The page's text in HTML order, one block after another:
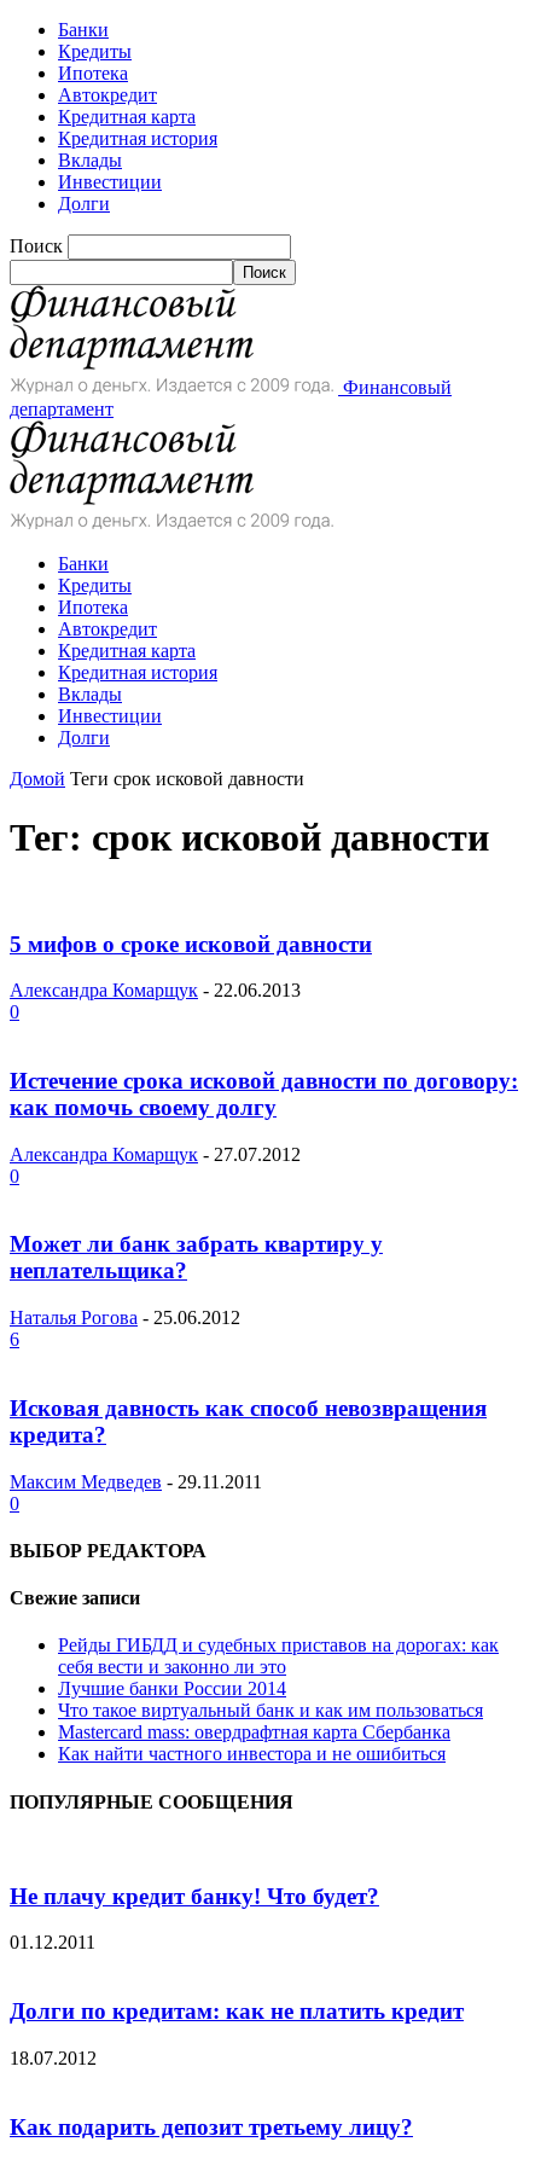
Банки
Кредиты
Ипотека
Автокредит
Кредитная карта
Кредитная история
Вклады
Инвестиции
Долги
Поиск
Финансовый
департамент
Банки
Кредиты
Ипотека
Автокредит
Кредитная карта
Кредитная история
Вклады
Инвестиции
Долги
Домой Теги срок исковой давности
Тег: срок исковой давности
5 мифов о сроке исковой давности
Александра Комарщук - 22.06.2013
0
Истечение срока исковой давности по договору:
как помочь своему долгу
Александра Комарщук - 27.07.2012
0
Может ли банк забрать квартиру у
неплательщика?
Наталья Рогова - 25.06.2012
6
Исковая давность как способ невозвращения
кредита?
Максим Медведев - 29.11.2011
0
ВЫБОР РЕДАКТОРА
Свежие записи
Рейды ГИБДД и судебных приставов на дорогах: как
себя вести и законно ли это
Лучшие банки России 2014
Что такое виртуальный банк и как им пользоваться
Мastercard mass: овердрафтная карта Сбербанка
Как найти частного инвестора и не ошибиться
ПОПУЛЯРНЫЕ СООБЩЕНИЯ
Не плачу кредит банку! Что будет?
01.12.2011
Долги по кредитам: как не платить кредит
18.07.2012
Как подарить депозит третьему лицу?